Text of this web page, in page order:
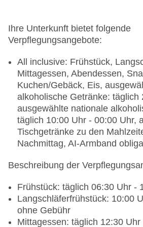
Karte/Maestro
Haustiere nicht erlaubt
Verfügbarkeit), unbewacht:
Tagungseinrichtungen:
klimatisierte Tagungsräume,
Tagungsequipment: gegen
Breaks: gegen Gebühr
Gebäudeanzahl: 1, Etagen: 3,
Bungalows: 10
Landeskategorie: 5 Sterne
Ihre Unterkunft bietet folgende
Verpflegungsangebote:
All inclusive: Frühstück,
Mittagessen, Abendessen,
Kuchen/Gebäck, Eis,
alkoholische Getränke: täglich
ausgewählte nationale
täglich 10:00 Uhr - 00:00 Uhr,
Tischgetränke zu den
Nachmittag, AI-Armband
Beschreibung der
Frühstück: täglich 06:30 Uhr -
Langschläferfrühstück: 10:00
ohne Gebühr
Mittagessen: täglich 12:30 Uhr